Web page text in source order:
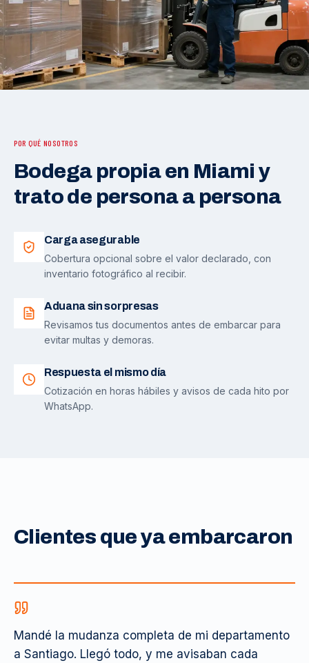
POR QUÉ NOSOTROS
Bodega propia en Miami y
trato de persona a persona
Carga asegurable
Cobertura opcional sobre el valor declarado, con
inventario fotográfico al recibir.
Aduana sin sorpresas
Revisamos tus documentos antes de embarcar para
evitar multas y demoras.
Respuesta el mismo día
Cotización en horas hábiles y avisos de cada hito por
WhatsApp.
Clientes que ya embarcaron
Mandé la mudanza completa de mi departamento
a Santiago. Llegó todo, y me avisaban cada